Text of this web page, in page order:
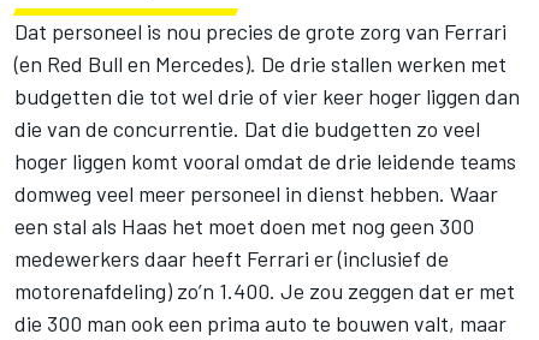
Dat personeel is nou precies de grote zorg van Ferrari
(en Red Bull en Mercedes). De drie stallen werken met
budgetten die tot wel drie of vier keer hoger liggen dan
die van de concurrentie. Dat die budgetten zo veel
hoger liggen komt vooral omdat de drie leidende teams
domweg veel meer personeel in dienst hebben. Waar
een stal als Haas het moet doen met nog geen 300
medewerkers daar heeft Ferrari er (inclusief de
motorenafdeling) zo’n 1.400. Je zou zeggen dat er met
die 300 man ook een prima auto te bouwen valt, maar